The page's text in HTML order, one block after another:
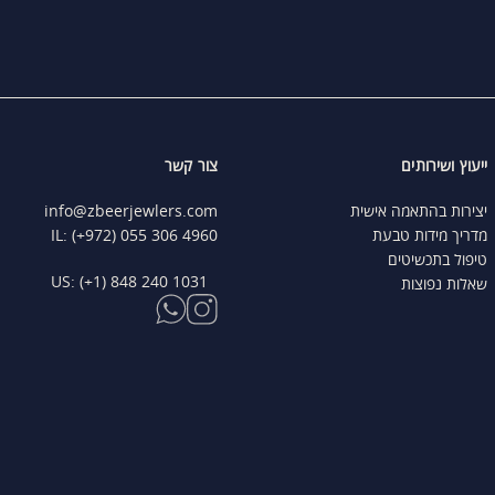
ייעוץ ושירותים
יצירות בהתאמה אישית
מדריך מידות טבעת
טיפול בתכשיטים
שאלות נפוצות
צור קשר
info@zbeerjewlers.com
IL: (+972) 055 306 4960
US: (+1) 848 240 1031